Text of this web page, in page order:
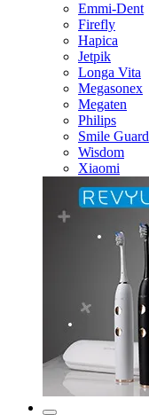
Emmi-Dent
Firefly
Hapica
Jetpik
Longa Vita
Megasonex
Megaten
Philips
Smile Guard
Wisdom
Xiaomi